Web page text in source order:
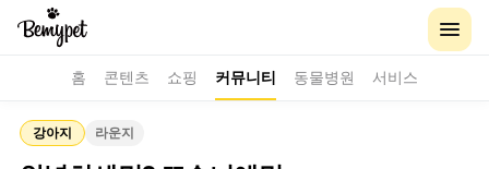
홈 콘텐츠 쇼핑 커뮤니티 동물병원 서비스
강아지 라운지